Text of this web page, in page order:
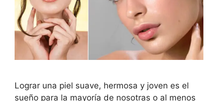
Lograr una piel suave, hermosa y joven es el
sueño para la mayoría de nosotras o al menos